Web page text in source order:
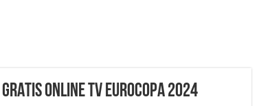
ONLINE TV Eurocopa 2024